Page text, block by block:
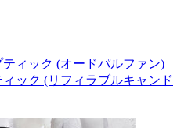
ィック (オードパルファン)
ック (リフィラブルキャンド